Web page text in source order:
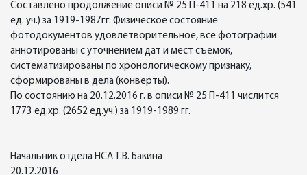
Составлено продолжение описи № 25 П-411 на 218 ед.хр. (541
ед. уч.) за 1919-1987гг. Физическое состояние
фотодокументов удовлетворительное, все фотографии
аннотированы с уточнением дат и мест съемок,
систематизированы по хронологическому признаку,
сформированы в дела (конверты).
По состоянию на 20.12.2016 г. в описи № 25 П-411 числится
1773 ед.хр. (2652 ед.уч.) за 1919-1989 гг.
Начальник отдела НСА Т.В. Бакина
20.12.2016